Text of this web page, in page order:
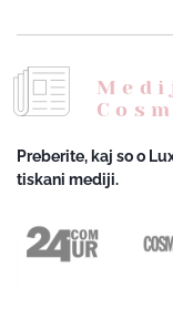
Preberite, kaj so o
tiskani mediji.